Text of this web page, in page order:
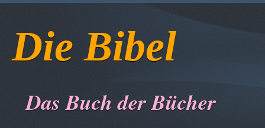
Die Bibel
Das Buch der Bücher